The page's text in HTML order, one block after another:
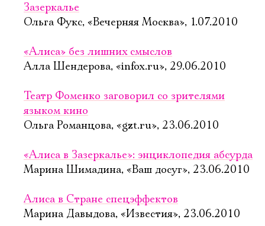
Зазеркалье
Ольга Фукс, «Вечерняя Москва», 1.07.2010
«Алиса» без лишних смыслов
Алла Шендерова, «infox.ru», 29.06.2010
Театр Фоменко заговорил со зрителями
языком кино
Ольга Романцова, «gzt.ru», 23.06.2010
«Алиса в Зазеркалье»: энциклопедия абсурда
Марина Шимадина, «Ваш досуг», 23.06.2010
Алиса в Стране спецэффектов
Марина Давыдова, «Известия», 23.06.2010